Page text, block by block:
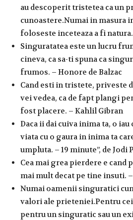
au descoperit tristetea ca un
cunoastere.Numai in masura
foloseste inceteaza a fi
Singuratatea este un lucru
cineva, ca sa-ti spuna ca
frumos. – Honore de Balzac
Cand esti in tristete, priveste
vei vedea, ca de fapt plangi
fost placere. – Kahlil Gibran
Daca ii dai cuiva inima ta, o
viata cu o gaura in inima ta
umpluta. – 19 minute”, de Jodi
Cea mai grea pierdere e cand
mai mult decat pe tine insuti.
Numai oamenii singuratici
valori ale prieteniei.Pentru
pentru un singuratic sau un